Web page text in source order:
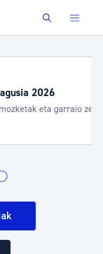
Buscar
garraio zerbitzu